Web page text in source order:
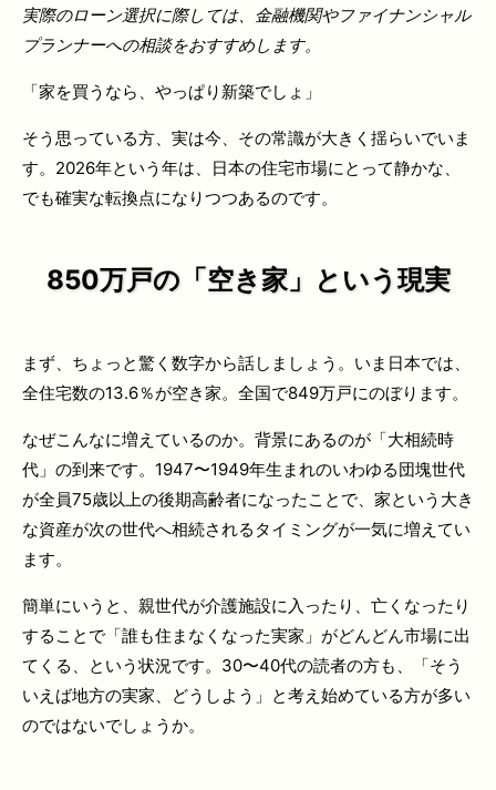
実際のローン選択に際しては、金融機関やファイナンシャル
プランナーへの相談をおすすめします。
「家を買うなら、やっぱり新築でしょ」
そう思っている方、実は今、その常識が大きく揺らいでいま
す。2026年という年は、日本の住宅市場にとって静かな、
でも確実な転換点になりつつあるのです。
850万戸の「空き家」という現実
まず、ちょっと驚く数字から話しましょう。いま日本では、
全住宅数の13.6％が空き家。全国で849万戸にのぼります。
なぜこんなに増えているのか。背景にあるのが「大相続時
代」の到来です。1947〜1949年生まれのいわゆる団塊世代
が全員75歳以上の後期高齢者になったことで、家という大き
な資産が次の世代へ相続されるタイミングが一気に増えてい
ます。
簡単にいうと、親世代が介護施設に入ったり、亡くなったり
することで「誰も住まなくなった実家」がどんどん市場に出
てくる、という状況です。30〜40代の読者の方も、「そう
いえば地方の実家、どうしよう」と考え始めている方が多い
のではないでしょうか。